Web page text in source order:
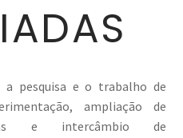
a pesquisa e o trabalho de
ampliação de
e intercâmbio de